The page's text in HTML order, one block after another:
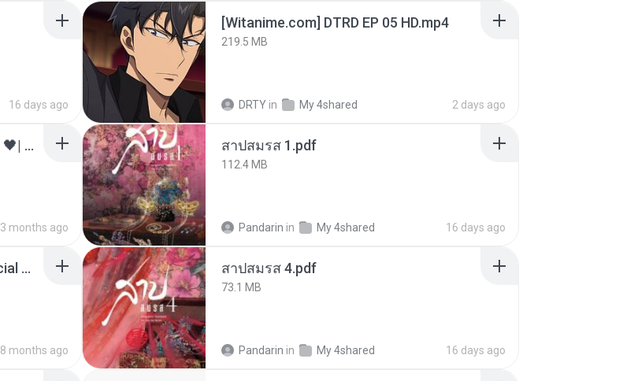
16 days ago
[Witanime.com] DTRD EP 05 HD.mp4
219.5 MB
DRTY in My 4shared 2 days ago
ไม่มีใครรู้ตัวเรา– UNHEARD MUSIC 🖤| Official Lyric Video | เพลงสู้ชีวิต
3 months ago
สาปสมรส 1.pdf
112.4 MB
Pandarin in My 4shared 16 days ago
KRK - เธอทิ้งฉันไว้ Ft.N/A , HK [Official MV]
8 months ago
สาปสมรส 4.pdf
73.1 MB
Pandarin in My 4shared 16 days ago